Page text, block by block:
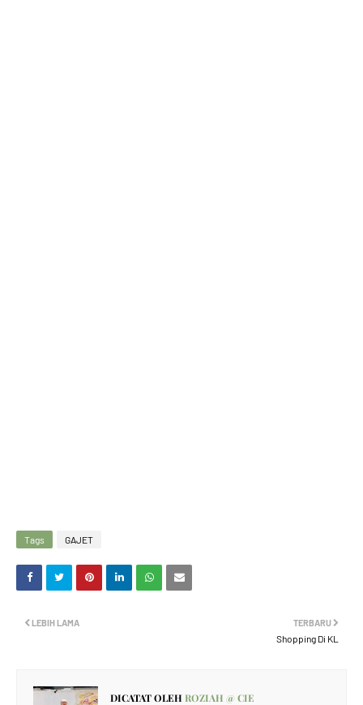
Tags GAJET
TERBARU
Shopping Di KL
LEBIH LAMA
DICATAT OLEH ROZIAH @ CIE